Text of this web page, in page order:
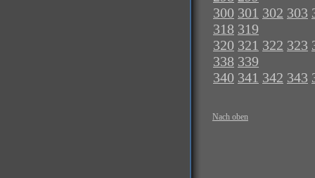
300 301 302 303
318 319
320 321 322 323
338 339
340 341 342 343
Nach oben